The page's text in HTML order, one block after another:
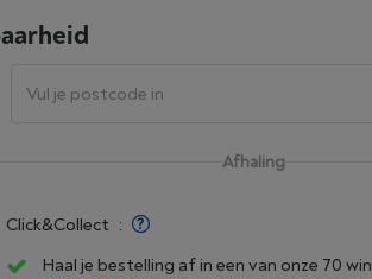
Afhaling
Click&Collect :
Haal je bestelling af in een van onze 70